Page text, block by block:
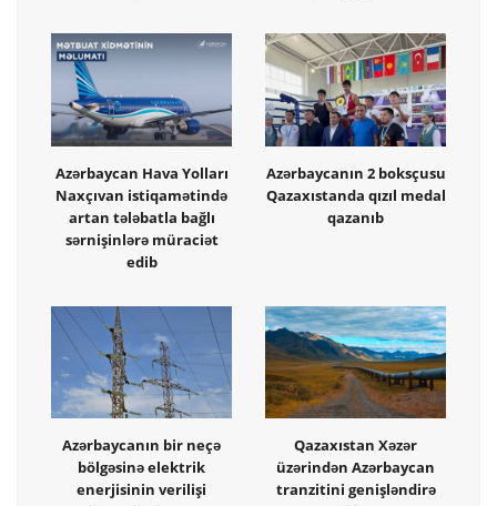
Azərbaycan Hava Yolları
Naxçıvan istiqamətində
artan tələbatla bağlı
sərnişinlərə müraciət
edib
Azərbaycanın 2 boksçusu
Qazaxıstanda qızıl medal
qazanıb
Azərbaycanın bir neçə
bölgəsinə elektrik
enerjisinin verilişi
Qazaxıstan Xəzər
üzərindən Azərbaycan
tranzitini genişləndirə